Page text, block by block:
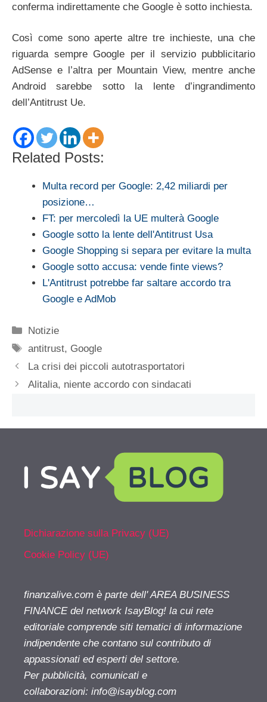
conferma indirettamente che Google è sotto inchiesta.
Così come sono aperte altre tre inchieste, una che
riguarda sempre Google per il servizio pubblicitario
AdSense e l’altra per Mountain View, mentre anche
Android sarebbe sotto la lente d’ingrandimento
dell’Antitrust Ue.
Related Posts:
Multa record per Google: 2,42 miliardi per
posizione…
FT: per mercoledì la UE multerà Google
Google sotto la lente dell'Antitrust Usa
Google Shopping si separa per evitare la multa
Google sotto accusa: vende finte views?
L'Antitrust potrebbe far saltare accordo tra
Google e AdMob
Categorie
Notizie
Tag
antitrust, Google
La crisi dei piccoli autotrasportatori
Alitalia, niente accordo con sindacati
Dichiarazione sulla Privacy (UE)
Cookie Policy (UE)
finanzalive.com è parte dell' AREA BUSINESS
FINANCE del network IsayBlog! la cui rete
editoriale comprende siti tematici di informazione
indipendente che contano sul contributo di
appassionati ed esperti del settore.
Per pubblicità, comunicati e
collaborazioni: info@isayblog.com